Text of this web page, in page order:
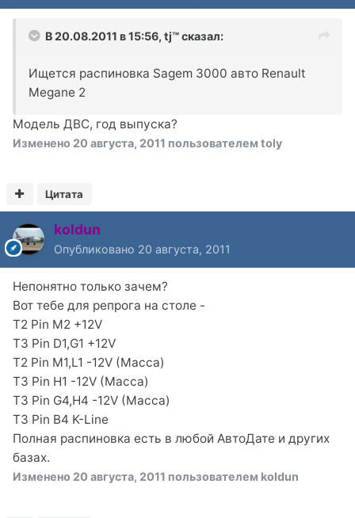
В 20.08.2011 в 15:56, tj™ сказал:
Ищется распиновка Sagem 3000 авто Renault
Megane 2
Модель ДВС, год выпуска?
Изменено 20 августа, 2011 пользователем toly
Цитата
koldun
Опубликовано 20 августа, 2011
Непонятно только зачем?
Вот тебе для репрога на столе -
Т2 Pin М2 +12V
Т3 Pin D1,G1 +12V
T2 Pin M1,L1 -12V (Масса)
T3 Pin H1 -12V (Масса)
T3 Pin G4,H4 -12V (Масса)
T3 Pin B4 K-Line
Полная распиновка есть в любой АвтоДате и других
базах.
Изменено 20 августа, 2011 пользователем koldun